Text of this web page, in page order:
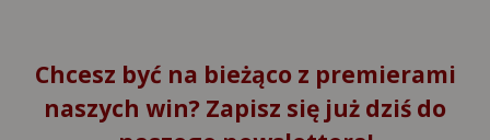
Chcesz być na bieżąco z premierami
naszych win? Zapisz się już dziś do